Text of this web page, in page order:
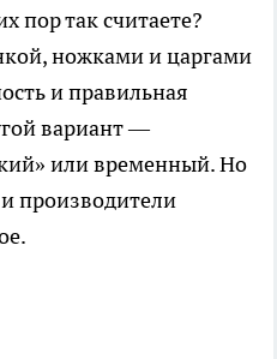
пор так считаете?
ножками и царгами
и правильная
вариант —
или временный. Но
производители